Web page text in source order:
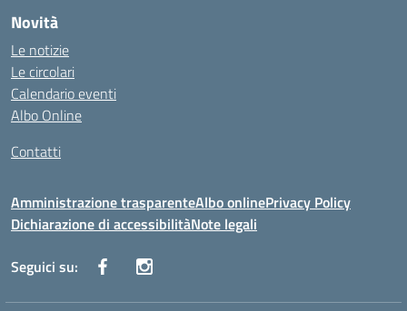
Novità
Le notizie
Le circolari
Calendario eventi
Albo Online
Contatti
Amministrazione trasparenteAlbo onlinePrivacy Policy
Dichiarazione di accessibilitàNote legali
Seguici su: